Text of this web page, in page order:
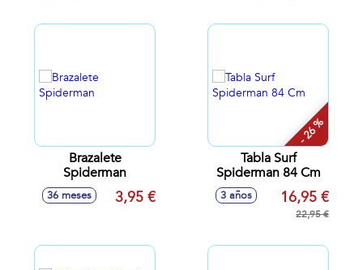
Brazalete
Spiderman
36 meses 3,95 €
- 26 %
Tabla Surf
Spiderman 84 Cm
3 años 16,95 €
22,95 €